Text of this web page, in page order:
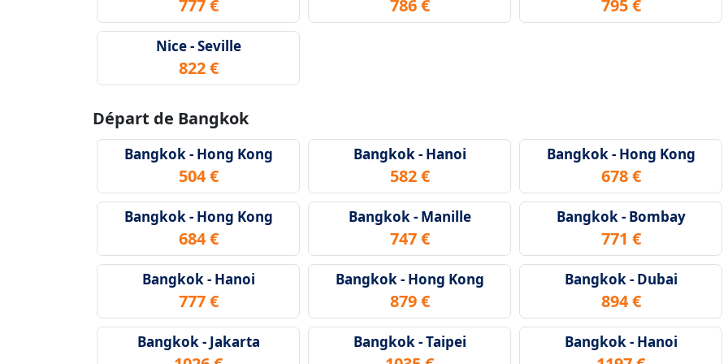
777 € 786 € 795 €
Nice - Seville
822 €
Départ de Bangkok
Bangkok - Hong Kong
504 €
Bangkok - Hanoi
582 €
Bangkok - Hong Kong
678 €
Bangkok - Hong Kong
684 €
Bangkok - Manille
747 €
Bangkok - Bombay
771 €
Bangkok - Hanoi
777 €
Bangkok - Hong Kong
879 €
Bangkok - Dubai
894 €
Bangkok - Jakarta Bangkok - Taipei Bangkok - Hanoi